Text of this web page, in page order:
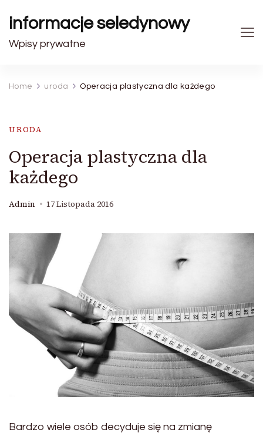
informacje seledynowy
Wpisy prywatne
Home uroda Operacja plastyczna dla każdego
URODA
Operacja plastyczna dla
każdego
Admin 17 Listopada 2016
Bardzo wiele osób decyduje się na zmianę